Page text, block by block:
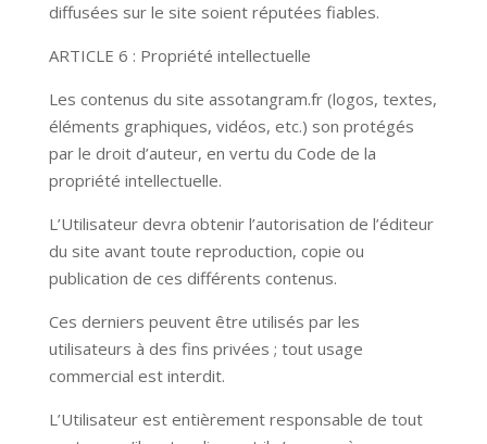
diffusées sur le site soient réputées fiables.
ARTICLE 6 : Propriété intellectuelle
Les contenus du site assotangram.fr (logos, textes,
éléments graphiques, vidéos, etc.) son protégés
par le droit d’auteur, en vertu du Code de la
propriété intellectuelle.
L’Utilisateur devra obtenir l’autorisation de l’éditeur
du site avant toute reproduction, copie ou
publication de ces différents contenus.
Ces derniers peuvent être utilisés par les
utilisateurs à des fins privées ; tout usage
commercial est interdit.
L’Utilisateur est entièrement responsable de tout